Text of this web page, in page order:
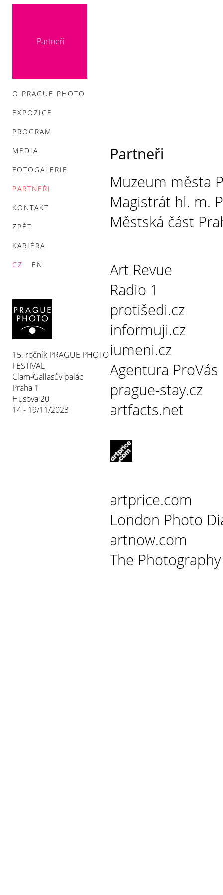
Partneři
O PRAGUE PHOTO
EXPOZICE
PROGRAM
MEDIA
FOTOGALERIE
PARTNEŘI
KONTAKT
ZPĚT
KARIÉRA
CZ
EN
15. ročník PRAGUE PHOTO
FESTIVAL
Clam-Gallasův palác
Praha 1
Husova 20
14 - 19/11/2023
Partneři
Muzeum města
Magistrát hl. m.
Městská část
Art Revue
Radio 1
protišedi.cz
informuji.cz
iumeni.cz
Agentura ProVás
prague-stay.cz
artfacts.net
artprice.com
London Photo
artnow.com
The